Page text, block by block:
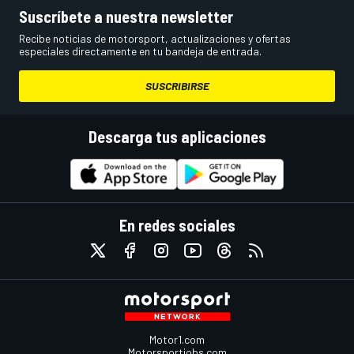
Suscríbete a nuestra newsletter
Recibe noticias de motorsport, actualizaciones y ofertas
especiales directamente en tu bandeja de entrada.
SUSCRIBIRSE
Descarga tus aplicaciones
En redes sociales
Motor1.com